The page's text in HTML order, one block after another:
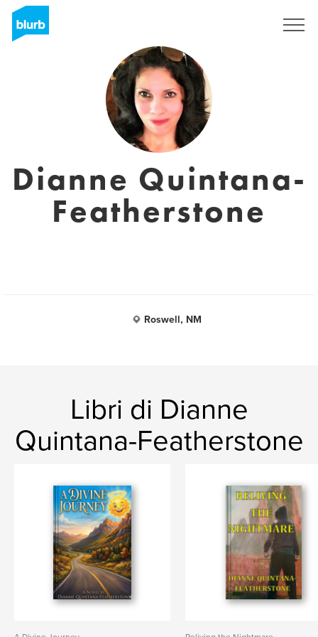
Dianne Quintana-
Featherstone
Roswell, NM
Libri di Dianne
Quintana-Featherstone